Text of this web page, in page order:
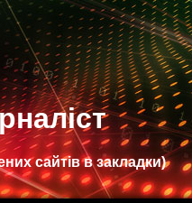
сайтів в закладки)